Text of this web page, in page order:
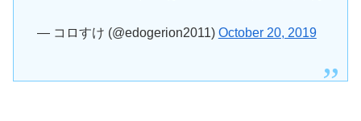
— コロすけ (@edogerion2011) October 20, 2019